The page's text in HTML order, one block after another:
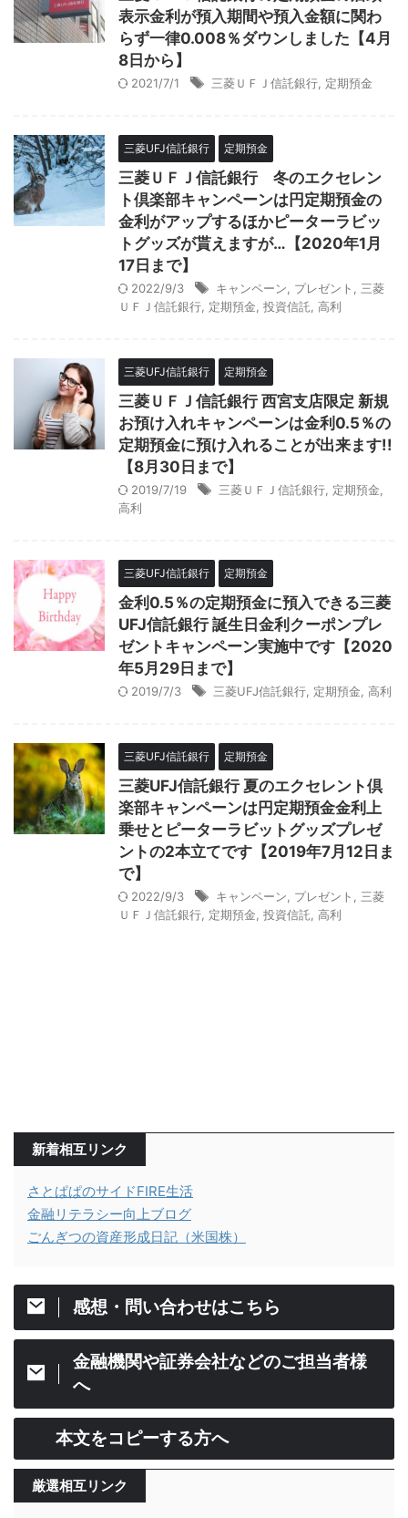
表示金利が預入期間や預入金額に関わ
らず一律0.008％ダウンしました【4月
8日から】
2021/7/1 三菱ＵＦＪ信託銀行 定期預金
三菱UFJ信託銀行 定期預金
三菱ＵＦＪ信託銀行 冬のエクセレン
ト倶楽部キャンペーンは円定期預金の
金利がアップするほかピーターラビッ
トグッズが貰えますが…【2020年1月
17日まで】
2022/9/3 キャンペーン プレゼント
三菱
ＵＦＪ信託銀行 定期預金 投資信託 高利
三菱UFJ信託銀行 定期預金
三菱ＵＦＪ信託銀行 西宮支店限定 新規
お預け入れキャンペーンは金利0.5％の
定期預金に預け入れることが出来ます!!
【8月30日まで】
2019/7/19 三菱ＵＦＪ信託銀行 定期預金
高利
三菱UFJ信託銀行 定期預金
金利0.5％の定期預金に預入できる三菱
UFJ信託銀行 誕生日金利クーポンプレ
ゼントキャンペーン実施中です【2020
年5月29日まで】
2019/7/3 三菱UFJ信託銀行 定期預金 高利
三菱UFJ信託銀行 定期預金
三菱UFJ信託銀行 夏のエクセレント倶
楽部キャンペーンは円定期預金金利上
乗せとピーターラビットグッズプレゼ
ントの2本立てです【2019年7月12日ま
で】
2022/9/3 キャンペーン プレゼント
三菱
ＵＦＪ信託銀行 定期預金 投資信託 高利
新着相互リンク
さとぱぱのサイドFIRE生活
金融リテラシー向上ブログ
ごんぎつの資産形成日記（米国株）
感想・問い合わせはこちら
金融機関や証券会社などのご担当者様
へ
本文をコピーする方へ
厳選相互リンク